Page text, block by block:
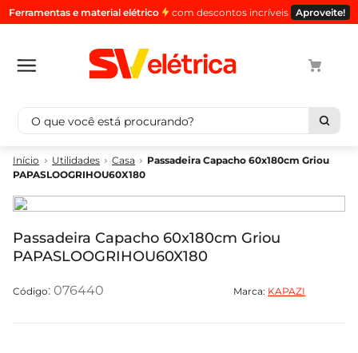
Ferramentas e material elétrico com descontos incríveis Aproveite!
O que você está procurando?
Utilidades Casa
Passadeira Capacho 60x180cm Griou
PAPASLOOGRIHOU60X180
Passadeira Capacho 60x180cm Griou
PAPASLOOGRIHOU60X180
: 076440 Marca: KAPAZI
Termos mais buscados
2º
luminaria
3º
tomada
4º
cabo pp
4